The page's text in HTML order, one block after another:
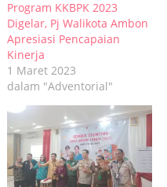
Program KKBPK 2023
Digelar, Pj Walikota Ambon
Apresiasi Pencapaian
Kinerja
1 Maret 2023
dalam "Adventorial"